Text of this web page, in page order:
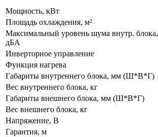
Мощность, кВт
Площадь охлаждения, м²
Максимальный уровень шума внутр. блока,
дБА
Инверторное управление
Функция нагрева
Габариты внутреннего блока, мм (Ш*В*Г)
Вес внутреннего блока, кг
Габариты внешнего блока, мм (Ш*В*Г)
Вес внешнего блока, кг
Напряжение, В
Гарантия, м